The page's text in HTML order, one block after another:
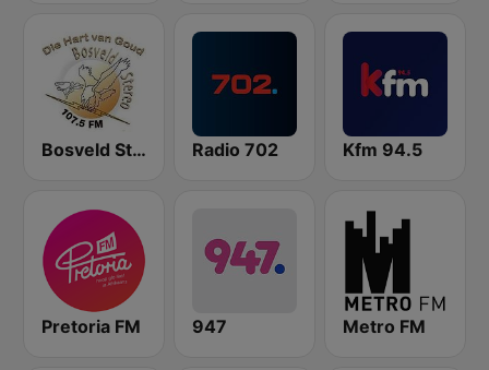
Bosveld Stereo Radio 702 Kfm 94.5
Pretoria FM 947 Metro FM